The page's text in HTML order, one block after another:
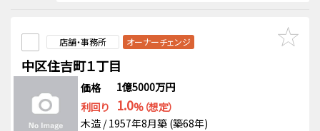
店舗・事務所 オーナーチェンジ
中区住吉町１丁目
価格
1億5000万円
利回り
1.0%（想定）
木造 / 1957年8月築 (築68年)